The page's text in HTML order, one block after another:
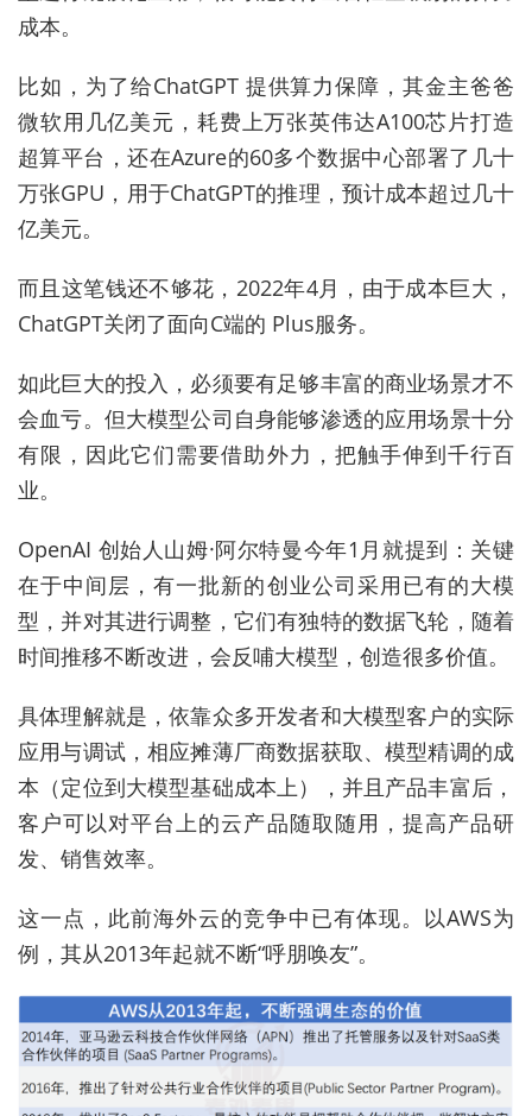
成本。
比如，为了给ChatGPT 提供算力保障，其金主爸爸
微软用几亿美元，耗费上万张英伟达A100芯片打造
超算平台，还在Azure的60多个数据中心部署了几十
万张GPU，用于ChatGPT的推理，预计成本超过几十
亿美元。
而且这笔钱还不够花，2022年4月，由于成本巨大，
ChatGPT关闭了面向C端的 Plus服务。
如此巨大的投入，必须要有足够丰富的商业场景才不
会血亏。但大模型公司自身能够渗透的应用场景十分
有限，因此它们需要借助外力，把触手伸到千行百
业。
OpenAI 创始人山姆·阿尔特曼今年1月就提到：关键
在于中间层，有一批新的创业公司采用已有的大模
型，并对其进行调整，它们有独特的数据飞轮，随着
时间推移不断改进，会反哺大模型，创造很多价值。
具体理解就是，依靠众多开发者和大模型客户的实际
应用与调试，相应摊薄厂商数据获取、模型精调的成
本（定位到大模型基础成本上），并且产品丰富后，
客户可以对平台上的云产品随取随用，提高产品研
发、销售效率。
这一点，此前海外云的竞争中已有体现。以AWS为
例，其从2013年起就不断“呼朋唤友”。